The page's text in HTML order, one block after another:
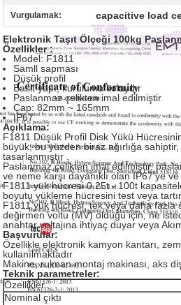
Vurgulamak: capacitive load
Elektronik Taşıt Ölçeği 100kg
Özellikler :
Model: F1811
Samll sapması
Düşük profil
Basit yapı, kurulumu kolaydır
Paslanmaz çelikten imal edilmiştir
Çap: 82mm ~ 165mm
IP67
Açıklama:
F1811 Düşük Profil Disk Yükü
büyük, bu yüzden biraz ağırlığa
tasarlanmıştır .
Paslanmaz çelikten imal edilmiştir,
ve neme karşı dayanıklı olan IP67'ye
F1811 yük hücresi 0.25t - 100t
boyutu yükleme hücresini test veya
F1811 yük hücresi, tek veya daha fazla
değirmen voltu (MV) olduğu için, ne
anahtar voltajına ihtiyaç duyar veya
Başvurular:
Özellikle elektronik kamyon kantarı,
kullanılmaktadır
Makine, rulman montaj makinası, aks
Teknik parametreler:
Özellikler
Nominal çıktı